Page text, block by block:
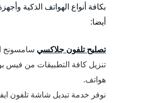
بكافة أنواع الهواتف الذكية
أيضا:
تصليح تلفون جلاكسي سامسونج
تنزيل كافة التطبيقات من فيس
هواتف.